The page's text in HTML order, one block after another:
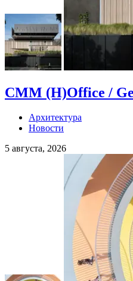
CMM (H)Office /
Архитектура
Новости
5 августа, 2026